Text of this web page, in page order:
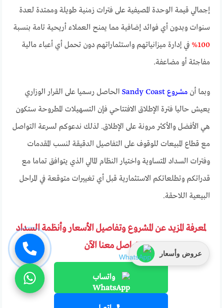
إجمالي قيمة الوحدة المصيفية على فترات زمنية طويلة وممتدة لعدة
سنوات وبدون أي فوائد إضافية مما يمنح العملاء أريحية تامة بنسبة
100%
في إدارة ميزانياتهم واستثماراتهم دون تحمل أي أعباء مالية
مفاجئة أو مضاعفة.
وبما أن مشروع Sandy Coast
الحاصل رسميا على القرار الوزاري
يعيش حاليا فترة الإطلاق الافتتاحي فإن التسهيلات المطروحة ستكون
هي الأفضل والأكثر مرونة على الإطلاق. لذلك ندعوكم لسرعة التواصل
مع قطاع المبيعات للوقوف على التفاصيل الدقيقة لنسب المقدمات
وفترات السداد المتساوية واختيار النظام المالي الذي يتوافق تماما مع
قدراتكم وتطلعاتكم الاستثمارية قبل أي تغييرات متوقعة في المراحل
البيعية اللاحقة.
لمعرفة المزيد عن المشروع وتفاصيل الأسعار وأنظمة السداد
تواصل معنا الآن
واتساب
عروض وأسعار